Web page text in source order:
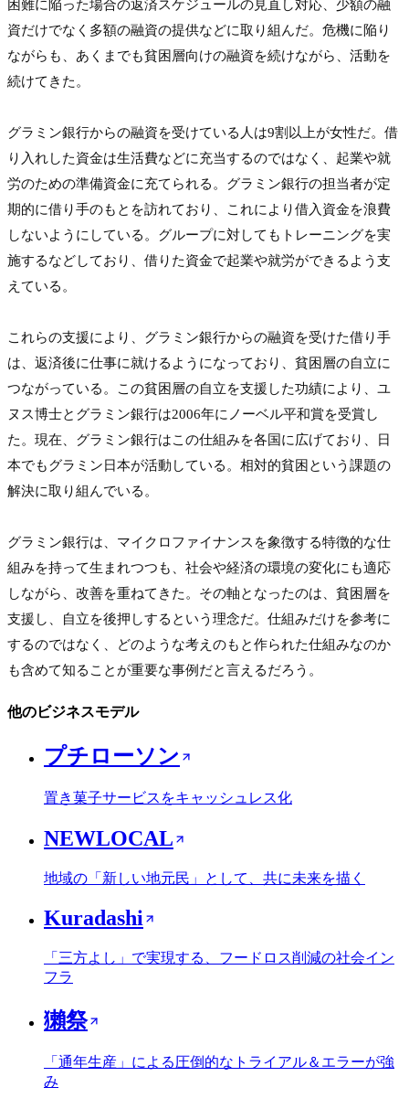
困難に陥った場合の返済スケジュールの見直し対応、少額の融
資だけでなく多額の融資の提供などに取り組んだ。危機に陥り
ながらも、あくまでも貧困層向けの融資を続けながら、活動を
続けてきた。
グラミン銀行からの融資を受けている人は9割以上が女性だ。借
り入れした資金は生活費などに充当するのではなく、起業や就
労のための準備資金に充てられる。グラミン銀行の担当者が定
期的に借り手のもとを訪れており、これにより借入資金を浪費
しないようにしている。グループに対してもトレーニングを実
施するなどしており、借りた資金で起業や就労ができるよう支
えている。
これらの支援により、グラミン銀行からの融資を受けた借り手
は、返済後に仕事に就けるようになっており、貧困層の自立に
つながっている。この貧困層の自立を支援した功績により、ユ
ヌス博士とグラミン銀行は2006年にノーベル平和賞を受賞し
た。現在、グラミン銀行はこの仕組みを各国に広げており、日
本でもグラミン日本が活動している。相対的貧困という課題の
解決に取り組んでいる。
グラミン銀行は、マイクロファイナンスを象徴する特徴的な仕
組みを持って生まれつつも、社会や経済の環境の変化にも適応
しながら、改善を重ねてきた。その軸となったのは、貧困層を
支援し、自立を後押しするという理念だ。仕組みだけを参考に
するのではなく、どのような考えのもと作られた仕組みなのか
も含めて知ることが重要な事例だと言えるだろう。
他のビジネスモデル
プチローソン
置き菓子サービスをキャッシュレス化
NEWLOCAL
地域の「新しい地元民」として、共に未来を描く
Kuradashi
「三方よし」で実現する、フードロス削減の社会イン
フラ
獺祭
「通年生産」による圧倒的なトライアル＆エラーが強
み